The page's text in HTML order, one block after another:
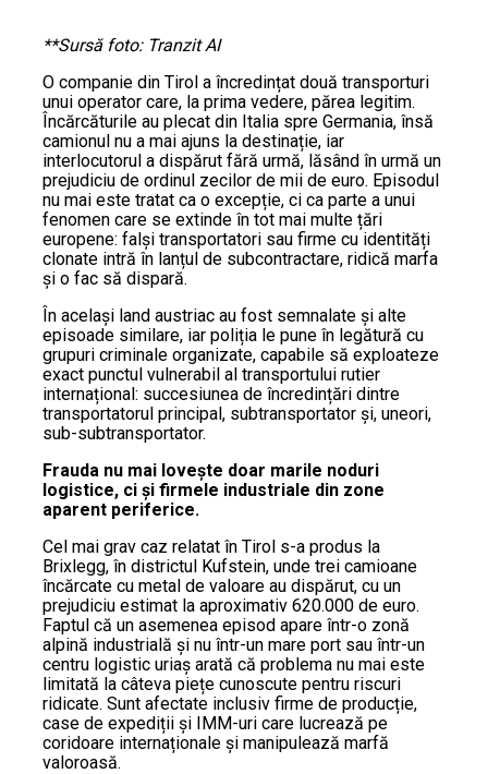
**Sursă foto: Tranzit AI
O companie din Tirol a încredințat două transporturi
unui operator care, la prima vedere, părea legitim.
Încărcăturile au plecat din Italia spre Germania, însă
camionul nu a mai ajuns la destinație, iar
interlocutorul a dispărut fără urmă, lăsând în urmă un
prejudiciu de ordinul zecilor de mii de euro. Episodul
nu mai este tratat ca o excepție, ci ca parte a unui
fenomen care se extinde în tot mai multe țări
europene: falși transportatori sau firme cu identități
clonate intră în lanțul de subcontractare, ridică marfa
și o fac să dispară.
În același land austriac au fost semnalate și alte
episoade similare, iar poliția le pune în legătură cu
grupuri criminale organizate, capabile să exploateze
exact punctul vulnerabil al transportului rutier
internațional: succesiunea de încredințări dintre
transportatorul principal, subtransportator și, uneori,
sub-subtransportator.
Frauda nu mai lovește doar marile noduri
logistice, ci și firmele industriale din zone
aparent periferice.
Cel mai grav caz relatat în Tirol s-a produs la
Brixlegg, în districtul Kufstein, unde trei camioane
încărcate cu metal de valoare au dispărut, cu un
prejudiciu estimat la aproximativ 620.000 de euro.
Faptul că un asemenea episod apare într-o zonă
alpină industrială și nu într-un mare port sau într-un
centru logistic uriaș arată că problema nu mai este
limitată la câteva piețe cunoscute pentru riscuri
ridicate. Sunt afectate inclusiv firme de producție,
case de expediții și IMM-uri care lucrează pe
coridoare internaționale și manipulează marfă
valoroasă.